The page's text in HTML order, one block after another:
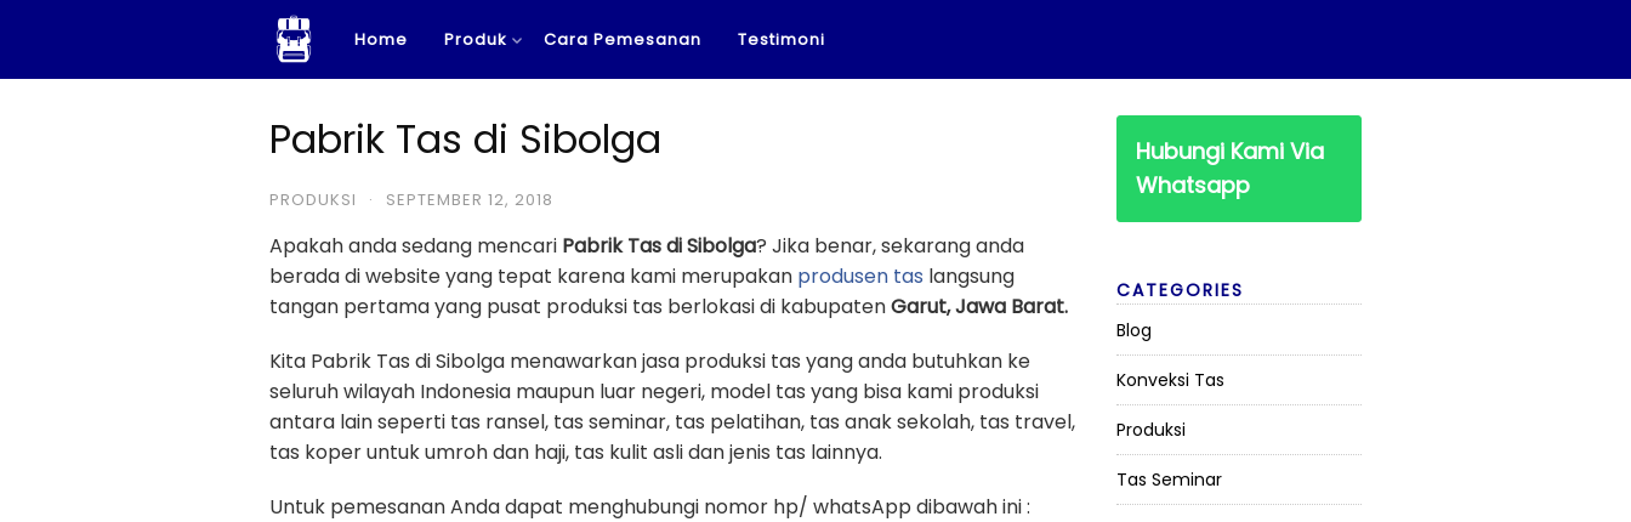
content
Home Produk Cara Pemesanan Testimoni
Pabrik Tas di Sibolga
PRODUKSI · SEPTEMBER 12, 2018
Apakah anda sedang mencari Pabrik Tas di Sibolga? Jika benar, sekarang anda
berada di website yang tepat karena kami merupakan produsen tas langsung
tangan pertama yang pusat produksi tas berlokasi di kabupatenGarut, Jawa Barat.
Kita Pabrik Tas di Sibolga menawarkan jasa produksi tas yang anda butuhkan ke
seluruh wilayah Indonesia maupun luar negeri, model tas yang bisa kami produksi
antara lain seperti tas ransel, tas seminar, tas pelatihan, tas anak sekolah, tas travel,
tas koper untuk umroh dan haji, tas kulit asli dan jenis tas lainnya.
Untuk pemesanan Anda dapat menghubungi nomor hp/ whatsApp dibawah ini :
Hubungi Kami Via
Whatsapp
CATEGORIES
Blog
Konveksi Tas
Produksi
Tas Seminar